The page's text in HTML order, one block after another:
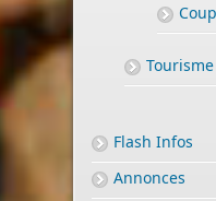
Flash Infos
Annonces
Depuis le 3
par voie
(Permis de
déclaration
et de prise en